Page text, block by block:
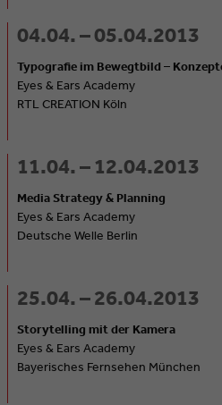
04.04. – 05.04.2013
Typografie im Bewegtbild –
Eyes & Ears Academy
RTL CREATION Köln
11.04. – 12.04.2013
Media Strategy & Planning
Eyes & Ears Academy
Deutsche Welle Berlin
25.04. – 26.04.2013
Storytelling mit der Kamera
Eyes & Ears Academy
Bayerisches Fernsehen München